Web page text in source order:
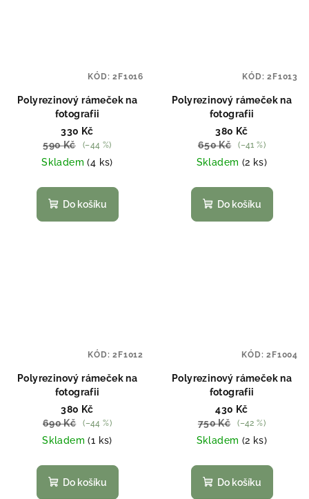
Polyrezinový rámeček na
fotografii
330 Kč
590 Kč
(–44 %)
Skladem(4 ks)
Do košíku
KÓD:2F1016
Polyrezinový rámeček na
fotografii
380 Kč
650 Kč
(–41 %)
Skladem (2 ks)
Do košíku
KÓD:2F1013
Polyrezinový rámeček na
fotografii
380 Kč
690 Kč
(–44 %)
Skladem(1 ks)
Do košíku
KÓD:2F1012
Polyrezinový rámeček na
fotografii
430 Kč
750 Kč
(–42 %)
Skladem (2 ks)
Do košíku
KÓD:2F1004